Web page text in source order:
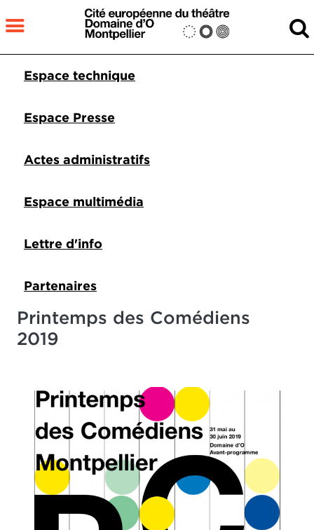
Aller au contenu principal
Espace technique
Espace Presse
Actes administratifs
Espace multimédia
Lettre d'info
Partenaires
Printemps des Comédiens
2019